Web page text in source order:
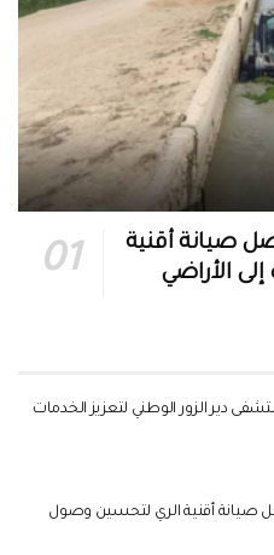
صيانة أقنية
الأراضي
دير الزور الوطني لتعزيز الخدمات
صيانة أقنية الري لتحسين وصول